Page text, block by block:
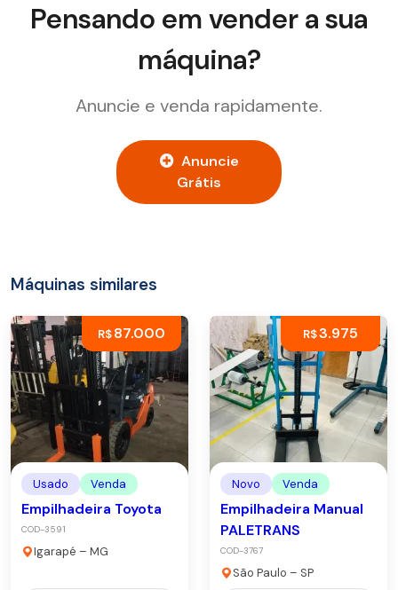
Pensando em vender a sua
máquina?
Anuncie e venda rapidamente.
Anuncie
Grátis
Máquinas similares
R$87.000
Usado Venda
Empilhadeira Toyota
COD-3591
Igarapé – MG
R$3.975
Novo Venda
Empilhadeira Manual
PALETRANS
COD-3767
São Paulo – SP